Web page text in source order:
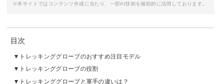
※本サイトではコンテンツ作成に当たり、一部AI技術を補助的に活用しております。
目次
トレッキンググローブのおすすめ注目モデル
トレッキンググローブの役割
トレッキンググローブと軍手の違いは？